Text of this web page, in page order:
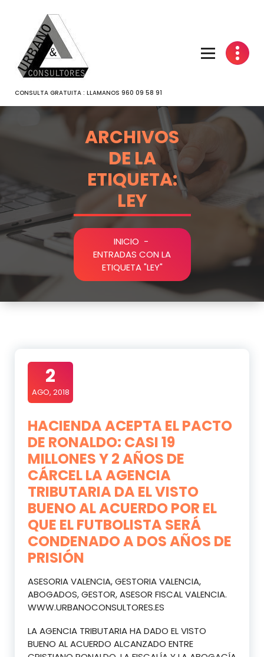
CONTENIDO
CONSULTA GRATUITA : LLAMANOS 960 09 58 91
ARCHIVOS
DE LA
ETIQUETA:
LEY
INICIO -
ENTRADAS CON LA
ETIQUETA "LEY"
2
AGO, 2018
HACIENDA ACEPTA EL PACTO
DE RONALDO: CASI 19
MILLONES Y 2 AÑOS DE
CÁRCEL LA AGENCIA
TRIBUTARIA DA EL VISTO
BUENO AL ACUERDO POR EL
QUE EL FUTBOLISTA SERÁ
CONDENADO A DOS AÑOS DE
PRISIÓN
ASESORIA VALENCIA, GESTORIA VALENCIA,
ABOGADOS, GESTOR, ASESOR FISCAL VALENCIA.
WWW.URBANOCONSULTORES.ES
LA AGENCIA TRIBUTARIA HA DADO EL VISTO
BUENO AL ACUERDO ALCANZADO ENTRE